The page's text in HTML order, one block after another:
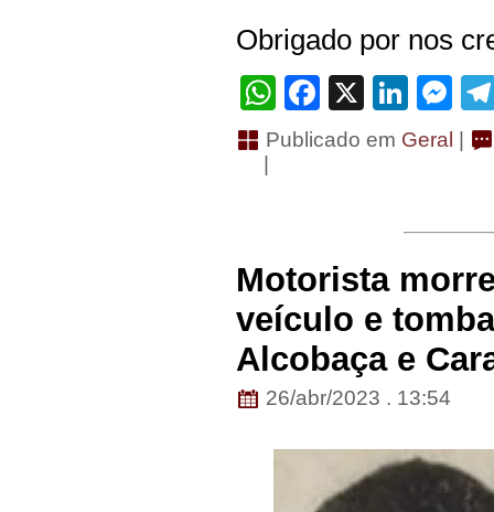
Obrigado por nos
WhatsApp
Facebook
X
Publicado em Geral |
Motorista
veículo e
Alcobaça e
26/abr/2023 . 13:54